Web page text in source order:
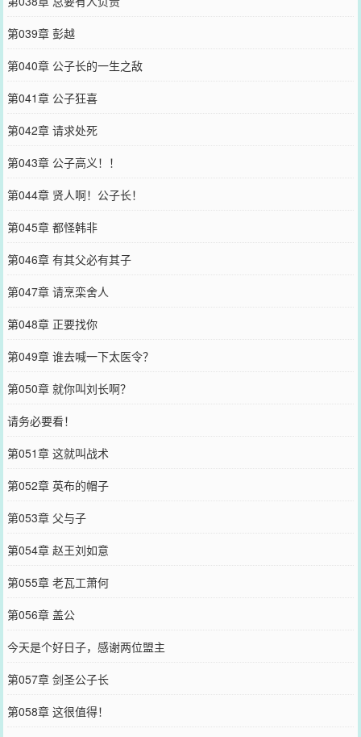
第039章 彭越
第040章 公子长的一生之敌
第041章 公子狂喜
第042章 请求处死
第043章 公子高义！！
第044章 贤人啊！公子长！
第045章 都怪韩非
第046章 有其父必有其子
第047章 请烹栾舍人
第048章 正要找你
第049章 谁去喊一下太医令？
第050章 就你叫刘长啊？
请务必要看！
第051章 这就叫战术
第052章 英布的帽子
第053章 父与子
第054章 赵王刘如意
第055章 老瓦工萧何
第056章 盖公
今天是个好日子，感谢两位盟主
第057章 剑圣公子长
第058章 这很值得！